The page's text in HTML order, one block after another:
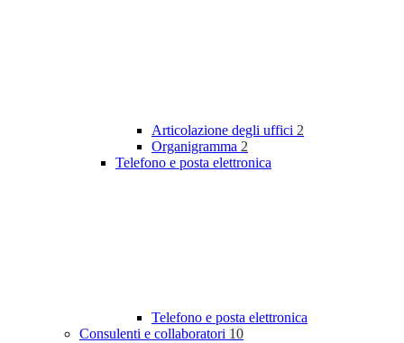
Articolazione degli uffici 2
Organigramma 2
Telefono e posta elettronica
Telefono e posta elettronica
Consulenti e collaboratori 10